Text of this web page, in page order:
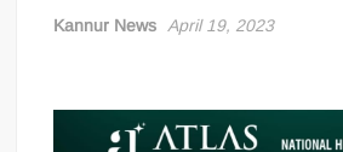
Kannur News April 19, 2023